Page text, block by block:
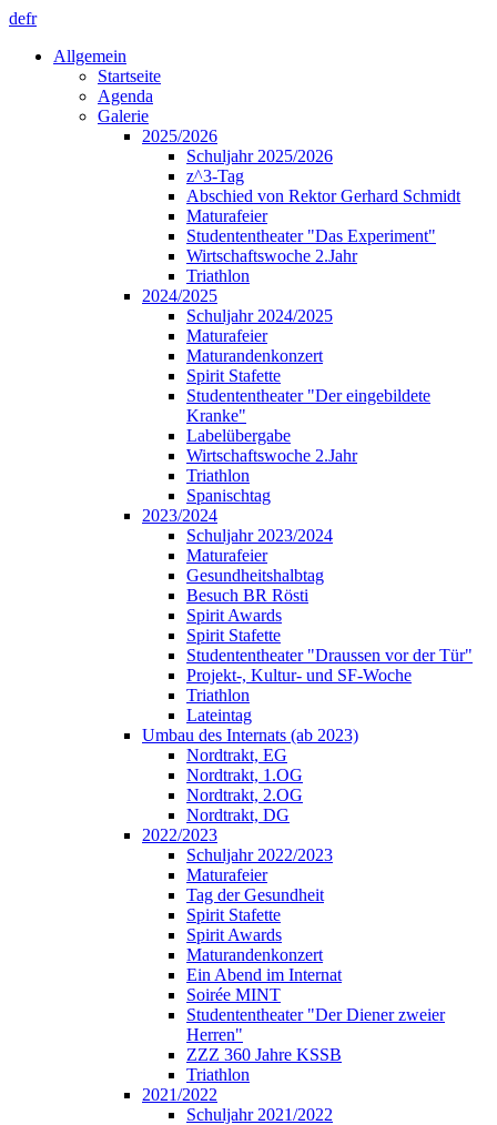
defr
Allgemein
Startseite
Agenda
Galerie
2025/2026
Schuljahr 2025/2026
z^3-Tag
Abschied von Rektor Gerhard Schmidt
Maturafeier
Studententheater "Das Experiment"
Wirtschaftswoche 2.Jahr
Triathlon
2024/2025
Schuljahr 2024/2025
Maturafeier
Maturandenkonzert
Spirit Stafette
Studententheater "Der eingebildete
Kranke"
Labelübergabe
Wirtschaftswoche 2.Jahr
Triathlon
Spanischtag
2023/2024
Schuljahr 2023/2024
Maturafeier
Gesundheitshalbtag
Besuch BR Rösti
Spirit Awards
Spirit Stafette
Studententheater "Draussen vor der Tür"
Projekt-, Kultur- und SF-Woche
Triathlon
Lateintag
Umbau des Internats (ab 2023)
Nordtrakt, EG
Nordtrakt, 1.OG
Nordtrakt, 2.OG
Nordtrakt, DG
2022/2023
Schuljahr 2022/2023
Maturafeier
Tag der Gesundheit
Spirit Stafette
Spirit Awards
Maturandenkonzert
Ein Abend im Internat
Soirée MINT
Studententheater "Der Diener zweier
Herren"
ZZZ 360 Jahre KSSB
Triathlon
2021/2022
Schuljahr 2021/2022